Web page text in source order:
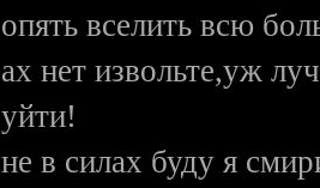
опять вселить всю
ах нет извольте,уж
уйти!
не в силах буду я